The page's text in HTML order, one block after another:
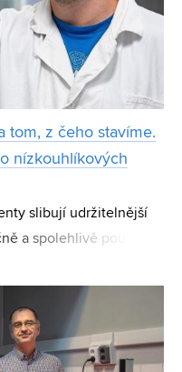
tom, z čeho stavíme.
nízkouhlíkových
slibují udržitelnější
a spolehlivě používat,
prostorová dis